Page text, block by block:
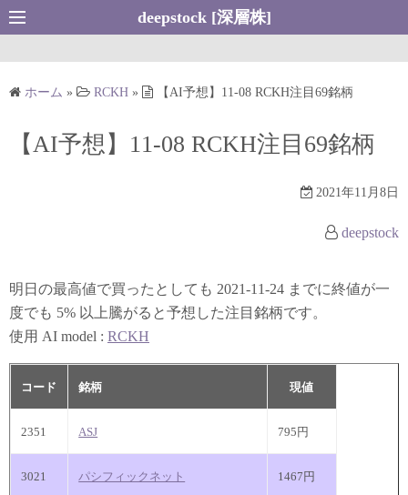
コ
ン
deepstock [深層株]
ホーム » RCKH » 【AI予想】11-08 RCKH注目69銘柄
【AI予想】11-08 RCKH注目69銘柄
2021年11月8日
deepstock
明日の最高値で買ったとしても 2021-11-24 までに終値が一
度でも 5% 以上騰がると予想した注目銘柄です。
使用 AI model : RCKH
コード 銘柄 現値
2351 ASJ 795円
3021 パシフィックネット 1467円